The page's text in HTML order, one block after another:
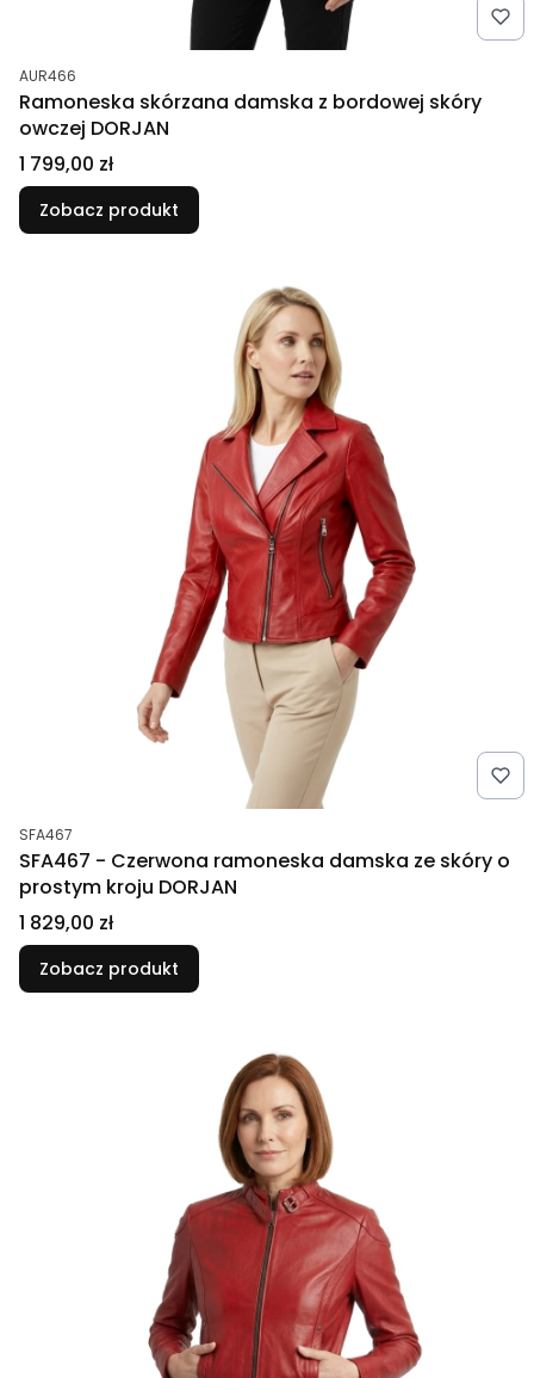
Kod produktu
AUR466
Ramoneska skórzana damska z bordowej skóry
owczej DORJAN
Cena
1 799,00 zł
Zobacz produkt
Kod produktu
SFA467
SFA467 - Czerwona ramoneska damska ze skóry o
prostym kroju DORJAN
Cena
1 829,00 zł
Zobacz produkt